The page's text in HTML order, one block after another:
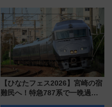
今年も発売 秋・早春に千葉県を
巡るなら使い勝手・コスパ抜群
【ひなたフェス2026】宮崎の宿
難民へ！特急787系で一晩過ご